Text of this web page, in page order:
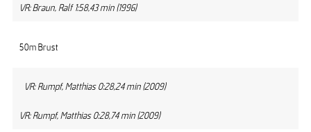
VR: Braun, Ralf 1:58,43 min (1996)
50m Brust
VR: Rumpf, Matthias 0:28,24 min (2009)
VR: Rumpf, Matthias 0:28,74 min (2009)